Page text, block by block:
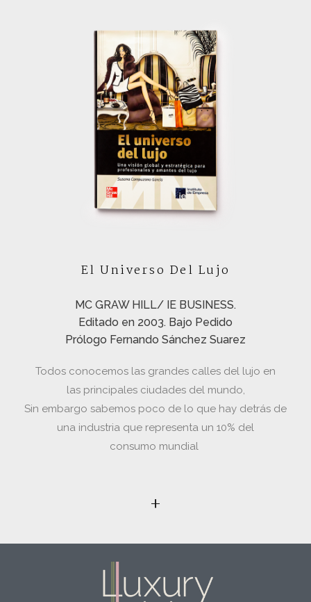
El Universo Del Lujo
MC GRAW HILL/ IE BUSINESS.
Editado en 2003. Bajo Pedido
Prólogo Fernando Sánchez Suarez
Todos conocemos las grandes calles del lujo en
las principales ciudades del mundo,
Sin embargo sabemos poco de lo que hay detrás de
una industria que representa un 10% del
consumo mundial
+